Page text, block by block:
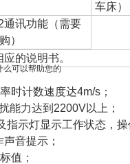
么可以帮助您的
车床）
通讯功能（需要
）
说明书。
时计数速度达4m/s；
能力达到2200V以上；
示灯显示工作状态，操
音提示；
值；